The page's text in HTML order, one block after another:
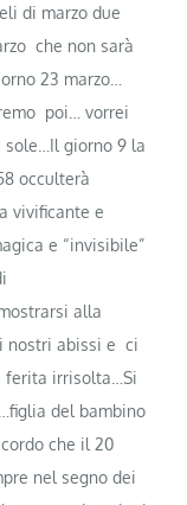
di marzo due
che non sarà
23 marzo…
poi… vorrei
sole…Il giorno 9 la
occulterà
vivificante e
e “invisibile”
alla
nostri abissi e ci
ferita irrisolta…Si
del bambino
che il 20
nel segno dei